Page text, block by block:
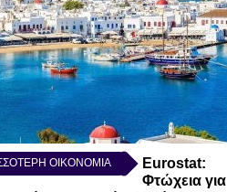
ΟΙΚΟΝΟΜΙΑ
Eurostat:
Φτώχεια για